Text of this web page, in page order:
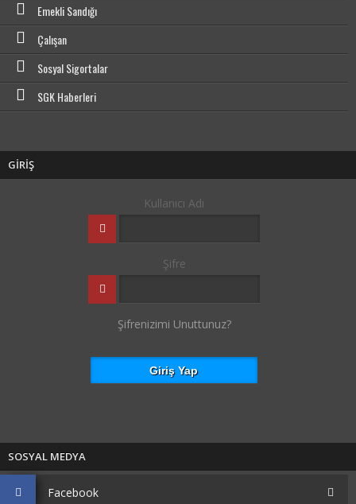
Emekli Sandığı
Çalışan
Sosyal Sigortalar
SGK Haberleri
GİRİŞ
Kullanıcı Adı
Şifre
Şifrenizimi Unuttunuz?
SOSYAL MEDYA
Facebook